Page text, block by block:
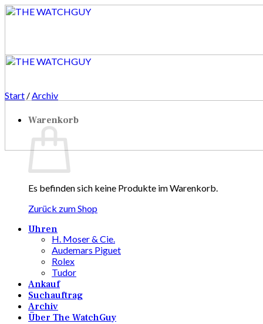
Zum
Warenkorb
Es befinden sich keine Produkte im Warenkorb.
Zurück zum Shop
Uhren
H. Moser & Cie.
Audemars Piguet
Rolex
Tudor
Ankauf
Suchauftrag
Archiv
Über The WatchGuy
Start /Archiv